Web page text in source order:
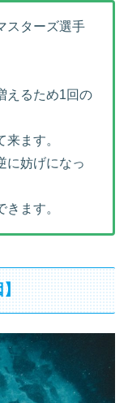
スターズ選手
えるため1回の
ます。
に妨げになっ
ます。
】